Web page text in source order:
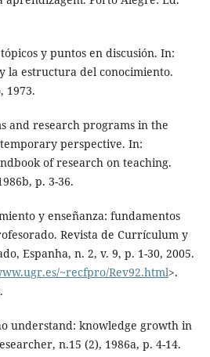
y puntos en discusión. In:
la estructura del conocimiento.
1973.
and research programs in the
perspective. In:
of research on teaching.
p. 3-36.
y enseñanza: fundamentos
Revista de Currículum y
Espanha, n. 2, v. 9, p. 1-30, 2005.
~recfpro/Rev92.html>.
understand: knowledge growth in
n.15 (2), 1986a, p. 4-14.